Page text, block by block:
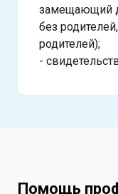
замещающий
без
родителей);
-
Помощь